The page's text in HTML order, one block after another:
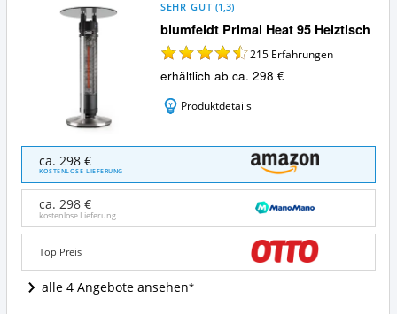
blumfeldt Primal Heat 95 Heiztisch
SEHR GUT (1,3)
215 Erfahrungen
erhältlich ab ca. 298 €
Produktdetails
blumfeldt
Primal
Heat
Heiztisch
Angebote:
dieser
Infrarot-
ca. 298 €
KOSTENLOSE LIEFERUNG
ca. 298 €
kostenlose Lieferung
Top Preis
alle 4 Angebote ansehen